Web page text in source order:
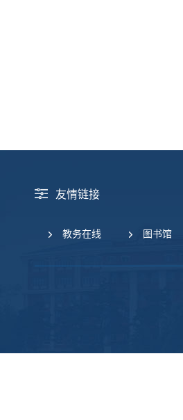
友情链接
教务在线 图书馆